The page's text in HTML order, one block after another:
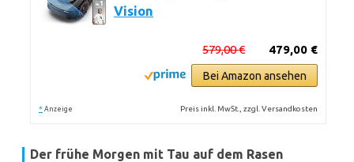
Vision
479,00 €
579,00 €
Bei Amazon ansehen
* Anzeige Preis inkl. MwSt., zzgl. Versandkosten
Der frühe Morgen mit Tau auf dem Rasen